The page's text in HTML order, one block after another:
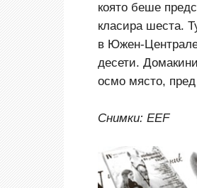
която беше
класира шеста.
в Южен-
десети.
осмо място,
Снимки: EEF